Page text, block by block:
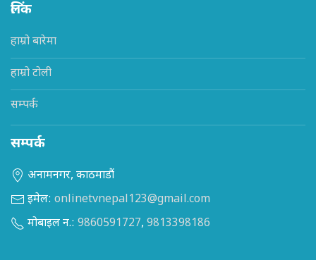
लिंक
हाम्रो बारेमा
हाम्रो टोली
सम्पर्क
सम्पर्क
अनामनगर, काठमाडौं
इमेल: onlinetvnepal123@gmail.com
मोबाइल न.: 9860591727, 9813398186